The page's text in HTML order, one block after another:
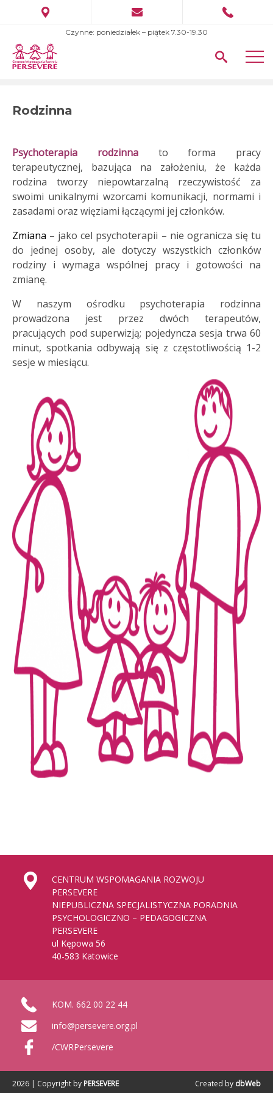
Czynne: poniedziałek – piątek 7.30-19.30
Rodzinna
Psychoterapia rodzinna
to forma pracy
terapeutycznej, bazująca na założeniu, że każda
rodzina tworzy niepowtarzalną rzeczywistość za
swoimi unikalnymi wzorcami komunikacji, normami i
zasadami oraz więziami łączącymi jej członków.
Zmiana – jako cel psychoterapii – nie ogranicza się tu
do jednej osoby, ale dotyczy wszystkich członków
rodziny i wymaga wspólnej pracy i gotowości na
zmianę.
W naszym ośrodku psychoterapia rodzinna
prowadzona jest przez dwóch terapeutów,
pracujących pod superwizją; pojedyncza sesja trwa 60
minut, spotkania odbywają się z częstotliwością 1-2
sesje w miesiącu.
CENTRUM WSPOMAGANIA ROZWOJU
PERSEVERE
NIEPUBLICZNA SPECJALISTYCZNA PORADNIA
PSYCHOLOGICZNO – PEDAGOGICZNA
PERSEVERE
ul Kępowa 56
40-583 Katowice
KOM. 662 00 22 44
info@persevere.org.pl
/CWRPersevere
2026 | Copyright by PERSEVERE Created by dbWeb